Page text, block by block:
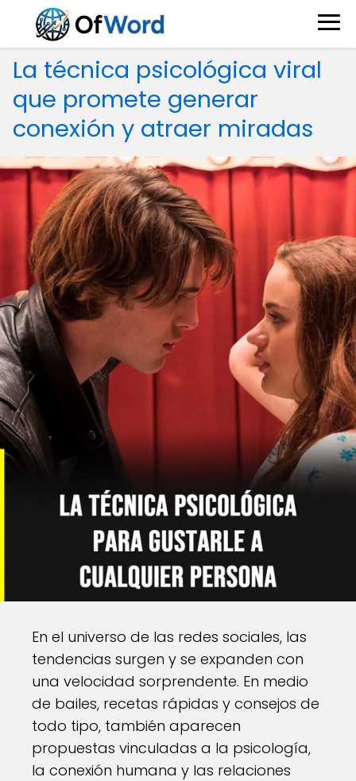
La técnica psicológica viral
que promete generar
conexión y atraer miradas
En el universo de las redes sociales, las
tendencias surgen y se expanden con
una velocidad sorprendente. En medio
de bailes, recetas rápidas y consejos de
todo tipo, también aparecen
propuestas vinculadas a la psicología,
la conexión humana y las relaciones